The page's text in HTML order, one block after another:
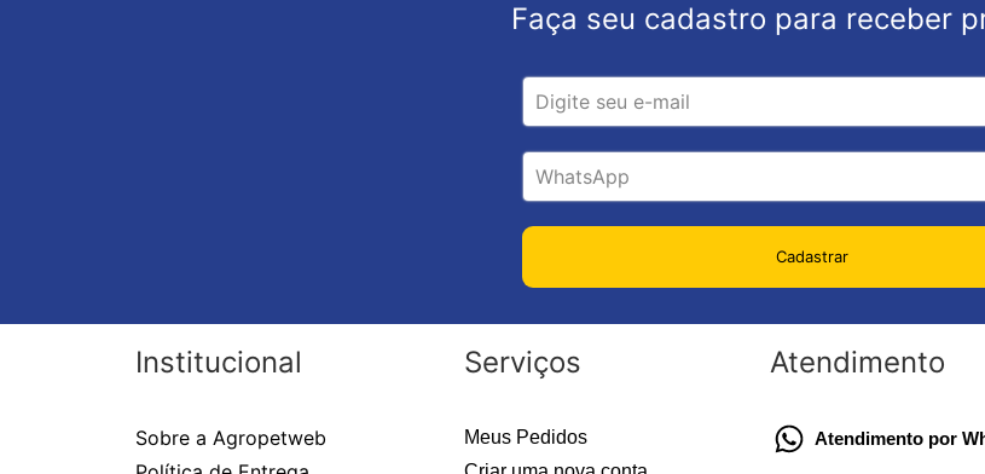
Faça seu cadastro para receber
Cadastrar
Institucional
Sobre a Agropetweb
Serviços
Meus Pedidos
Atendimento
Atendimento por